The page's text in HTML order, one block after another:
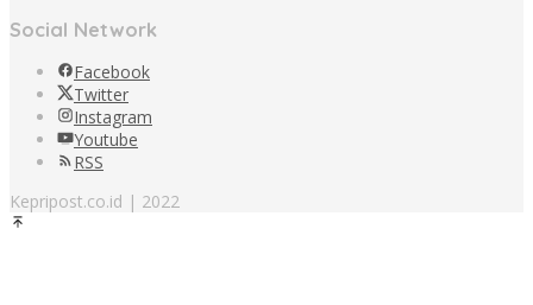
Social Network
Facebook
Twitter
Instagram
Youtube
RSS
Kepripost.co.id | 2022